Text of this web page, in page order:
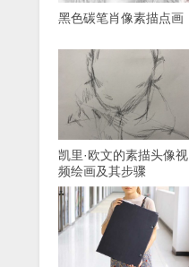
黑色碳笔肖像素描点画
凯里·欧文的素描头像视
频绘画及其步骤